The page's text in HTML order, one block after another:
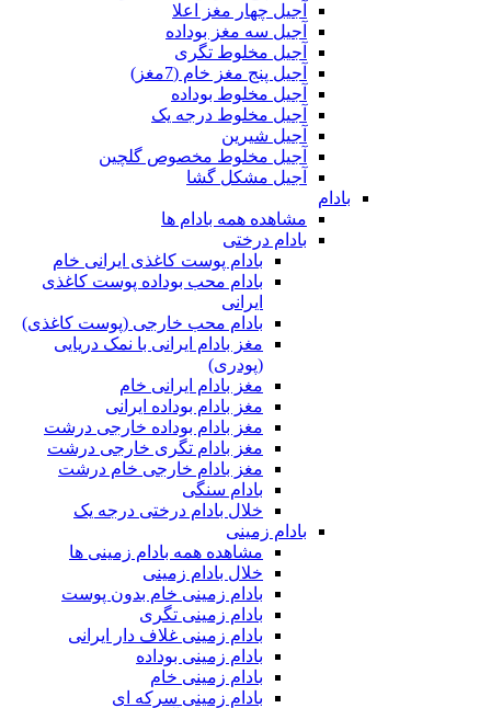
آجیل چهار مغز اعلا
آجیل سه مغز بوداده
آجیل مخلوط تگری
آجیل پنج مغز خام (7مغز)
آجیل مخلوط بوداده
آجیل مخلوط درجه یک
آجیل شیرین
آجیل مخلوط مخصوص گلچین
آجیل مشکل گشا
بادام
مشاهده همه بادام ها
بادام درختی
بادام پوست کاغذی ایرانی خام
بادام محب بوداده پوست کاغذی
ایرانی
بادام محب خارجی (پوست کاغذی)
مغز بادام ایرانی با نمک دریایی
(پودری)
مغز بادام ایرانی خام
مغز بادام بوداده ایرانی
مغز بادام بوداده خارجی درشت
مغز بادام تگری خارجی درشت
مغز بادام خارجی خام درشت
بادام سنگی
خلال بادام درختی درجه یک
بادام زمینی
مشاهده همه بادام زمینی ها
خلال بادام زمینی
بادام زمینی خام بدون پوست
بادام زمینی تگری
بادام زمینی غلاف دار ایرانی
بادام زمینی بوداده
بادام زمینی خام
بادام زمینی سرکه ای